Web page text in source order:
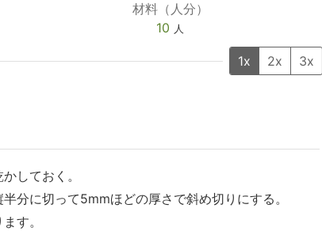
材料（人分）
10 人
1x 2x
3x
しておく。
分に切って5mmほどの厚さで斜め切りにする。
す。